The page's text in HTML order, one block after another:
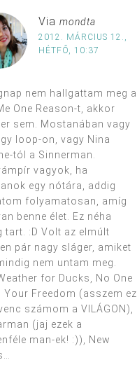
Via mondta
2012. MÁRCIUS 12.,
HÉTFŐ, 10:37
nem hallgattam meg a
One Reason-t, akkor
sem. Mostanában vagy
loop-on, vagy Nina
tól a Sinnerman.
vagyok, ha
egy nótára, addig
folyamatosan, amíg
benne élet. Ez néha
tart. :D Volt az elmúlt
pár nagy sláger, amiket
nem untam meg.
for Ducks, No One
Your Freedom (asszem ez
számom a VILÁGON),
(jaj ezek a
man-ek! :)), New